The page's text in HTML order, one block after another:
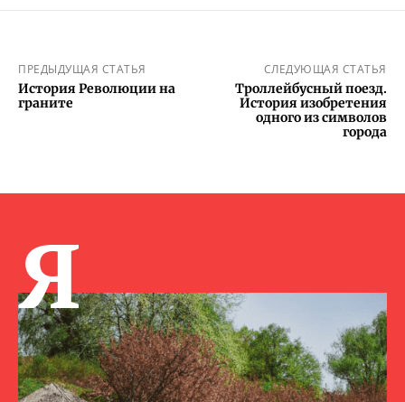
ПРЕДЫДУЩАЯ СТАТЬЯ
История Революции на
граните
СЛЕДУЮЩАЯ СТАТЬЯ
Троллейбусный поезд.
История изобретения
одного из символов
города
Я